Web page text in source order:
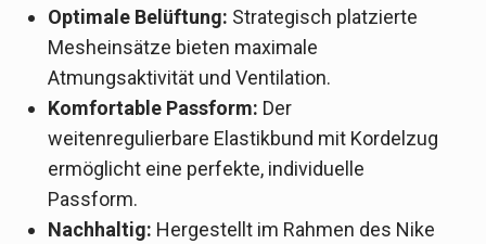
Optimale Belüftung: Strategisch platzierte
Mesheinsätze bieten maximale
Atmungsaktivität und Ventilation.
Komfortable Passform: Der
weitenregulierbare Elastikbund mit Kordelzug
ermöglicht eine perfekte, individuelle
Passform.
Nachhaltig: Hergestellt im Rahmen des Nike